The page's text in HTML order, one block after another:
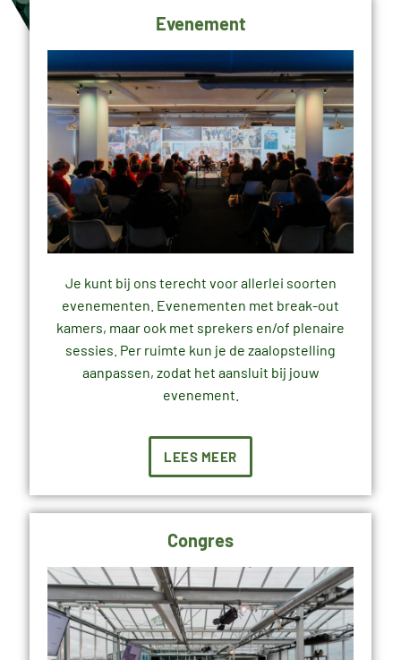
Evenement
Je kunt bij ons terecht voor allerlei soorten
evenementen. Evenementen met break-out
kamers, maar ook met sprekers en/of plenaire
sessies. Per ruimte kun je de zaalopstelling
aanpassen, zodat het aansluit bij jouw
evenement.
LEES MEER
Congres